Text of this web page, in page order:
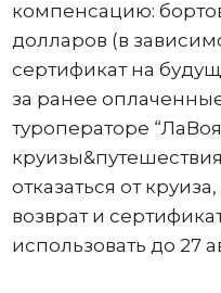
компенсацию:
долларов (в
сертификат на
за ранее
туроператоре
отказаться от
возврат и
использовать до 27